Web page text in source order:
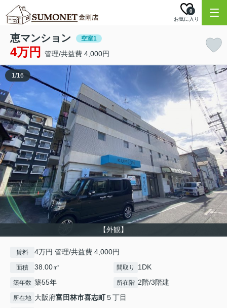
お気に入り
0
恵マンション 空室1
4万円 管理/共益費 4,000円
【外観】
1/16
賃料 4万円 管理/共益費 4,000円
面積 38.00㎡ 間取り 1DK
築年数 築55年 所在階 2階/3階建
所在地 大阪府富田林市喜志町５丁目